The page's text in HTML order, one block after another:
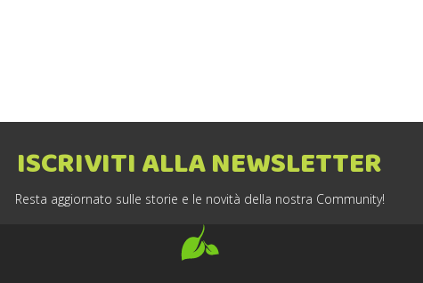
ISCRIVITI ALLA NEWSLETTER
Resta aggiornato sulle storie e le novità della nostra Community!